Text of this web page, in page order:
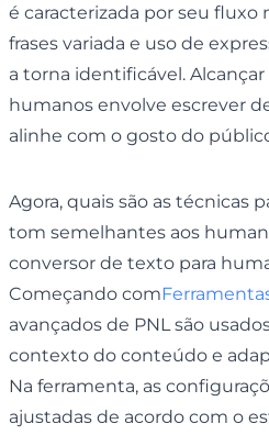
é caracterizada por seu fluxo
frases variada e uso de
a torna identificável.
humanos envolve escrever
alinhe com o gosto do
Agora, quais são as técnicas
tom semelhantes aos
conversor de texto para
Começando com
avançados de PNL são
contexto do conteúdo e
Na ferramenta, as
ajustadas de acordo com o